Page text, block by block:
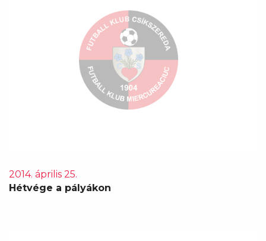
2014. április 25.
Hétvége a pályákon